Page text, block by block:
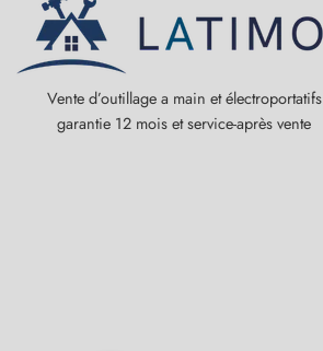
Vente d’outillage a main et électroportatifs
garantie 12 mois et service-après vente